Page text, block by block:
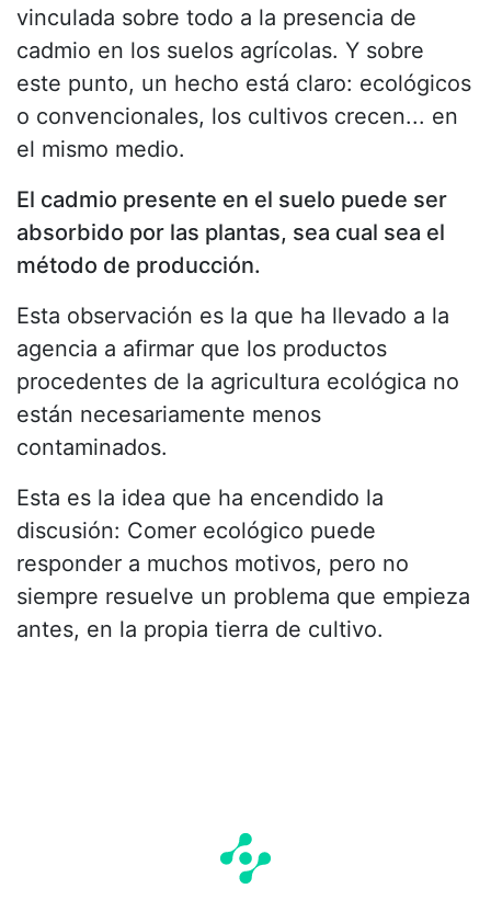
vinculada sobre todo a la presencia de
cadmio en los suelos agrícolas. Y sobre
este punto, un hecho está claro: ecológicos
o convencionales, los cultivos crecen... en
el mismo medio.
El cadmio presente en el suelo puede ser
absorbido por las plantas, sea cual sea el
método de producción.
Esta observación es la que ha llevado a la
agencia a afirmar que los productos
procedentes de la agricultura ecológica no
están necesariamente menos
contaminados.
Esta es la idea que ha encendido la
discusión: Comer ecológico puede
responder a muchos motivos, pero no
siempre resuelve un problema que empieza
antes, en la propia tierra de cultivo.